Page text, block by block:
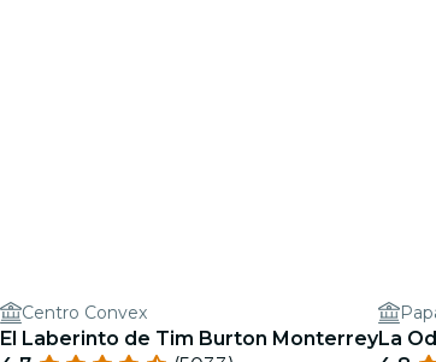
Centro Convex
El Laberinto de Tim Burton MonterreyLa